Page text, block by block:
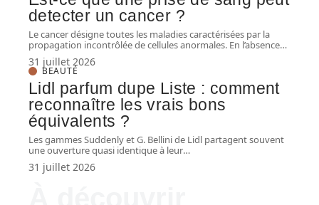
detecter un cancer ?
Le cancer désigne toutes les maladies caractérisées par la
propagation incontrôlée de cellules anormales. En l’absence…
31 juillet 2026
BEAUTÉ
Lidl parfum dupe Liste : comment
reconnaître les vrais bons
équivalents ?
Les gammes Suddenly et G. Bellini de Lidl partagent souvent
une ouverture quasi identique à leur…
31 juillet 2026